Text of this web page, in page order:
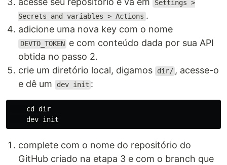
Settings >
Secrets and variables > Actions .
adicione uma nova key com o nome
DEVTO_TOKEN e com conteúdo dada por sua API
obtida no passo 2.
crie um diretório local, digamos
dir/ , acesse-o
e dê um
dev init :
cd dir
complete com o nome do repositório do
GitHub criado na etapa 3 e com o branch que